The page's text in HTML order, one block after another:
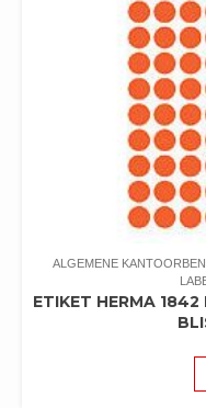
ALGEMENE
ETIKET HERMA